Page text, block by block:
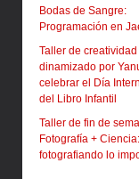
Bodas de Sangre:
Programación en
Taller de creatividad
dinamizado por
celebrar el Día
del Libro Infantil
Taller de fin de
Fotografía + Ciencia:
fotografiando lo